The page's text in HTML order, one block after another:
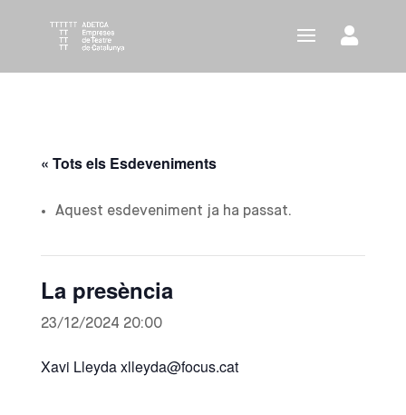
« Tots els Esdeveniments
Aquest esdeveniment ja ha passat.
La presència
23/12/2024 20:00
Xavi Lleyda xlleyda@focus.cat